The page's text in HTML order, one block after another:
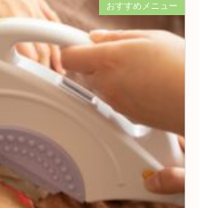
おすすめメニュー